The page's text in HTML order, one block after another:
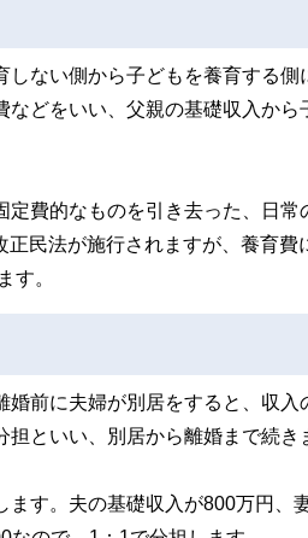
ない側から子どもを養育する側
どをいい、父親の基礎収入から
費的なものを引き去った、日常
民法が施行されますが、養育費
す。
前に夫婦が別居をすると、収入
といい、別居から離婚まで続き
す。夫の基礎収入が800万円、